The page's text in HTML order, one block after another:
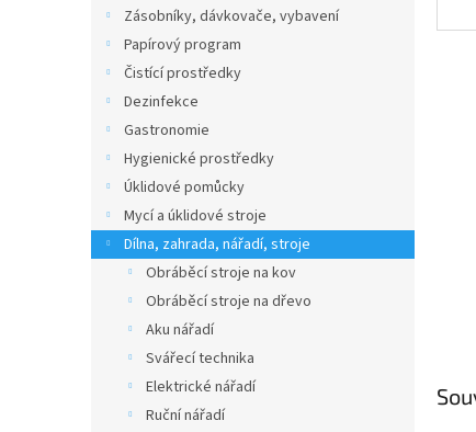
Zásobníky, dávkovače, vybavení
Papírový program
Čistící prostředky
Dezinfekce
Gastronomie
Hygienické prostředky
Úklidové pomůcky
Mycí a úklidové stroje
Dílna, zahrada, nářadí, stroje
Obráběcí stroje na kov
Obráběcí stroje na dřevo
Aku nářadí
Svářecí technika
Elektrické nářadí
Ruční nářadí